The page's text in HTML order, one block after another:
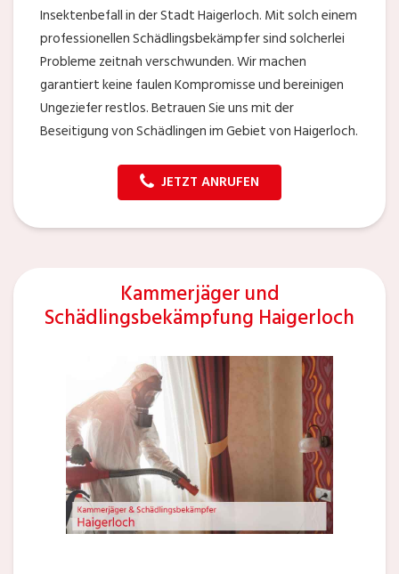
Insektenbefall in der Stadt Haigerloch. Mit solch einem
professionellen Schädlingsbekämpfer sind solcherlei
Probleme zeitnah verschwunden. Wir machen
garantiert keine faulen Kompromisse und bereinigen
Ungeziefer restlos. Betrauen Sie uns mit der
Beseitigung von Schädlingen im Gebiet von Haigerloch.
JETZT ANRUFEN
Kammerjäger und
Schädlingsbekämpfung Haigerloch